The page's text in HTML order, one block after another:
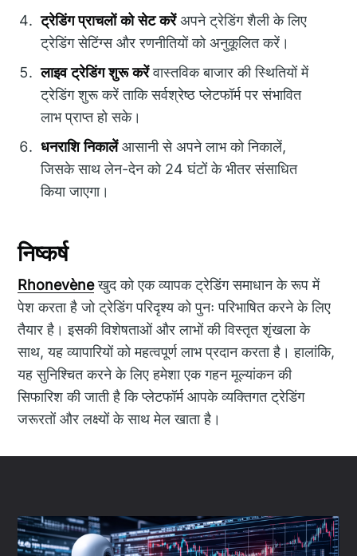
ट्रेडिंग प्राचलों को सेट करेंअपने ट्रेडिंग शैली के लिए
ट्रेडिंग सेटिंग्स और रणनीतियों को अनुकूलित करें।
लाइव ट्रेडिंग शुरू करेंवास्तविक बाजार की स्थितियों में
ट्रेडिंग शुरू करें ताकि सर्वश्रेष्ठ प्लेटफॉर्म पर संभावित
लाभ प्राप्त हो सके।
धनराशि निकालेंआसानी से अपने लाभ को निकालें,
जिसके साथ लेन-देन को 24 घंटों के भीतर संसाधित
किया जाएगा।
निष्कर्ष
Rhonevèneखुद को एक व्यापक ट्रेडिंग समाधान के रूप में
पेश करता है जो ट्रेडिंग परिदृश्य को पुनः परिभाषित करने के लिए
तैयार है। इसकी विशेषताओं और लाभों की विस्तृत शृंखला के
साथ, यह व्यापारियों को महत्वपूर्ण लाभ प्रदान करता है। हालांकि,
यह सुनिश्चित करने के लिए हमेशा एक गहन मूल्यांकन की
सिफारिश की जाती है कि प्लेटफॉर्म आपके व्यक्तिगत ट्रेडिंग
जरूरतों और लक्ष्यों के साथ मेल खाता है।